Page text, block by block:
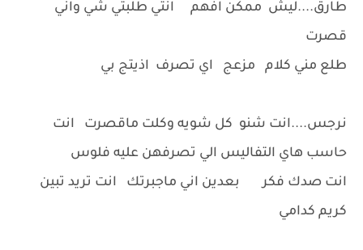
طارق....ليش ممكن افهم انتي طلبتي شي واني
قصرت
طلع مني كلام مزعج اي تصرف اذيتج بي
نرجس....انت شنو كل شويه وكلت ماقصرت انت
حاسب هاي التفاليس الي تصرفهن عليه فلوس
انت صدك فكر بعدين اني ماجبرتك انت تريد تبين
كريم كدامي